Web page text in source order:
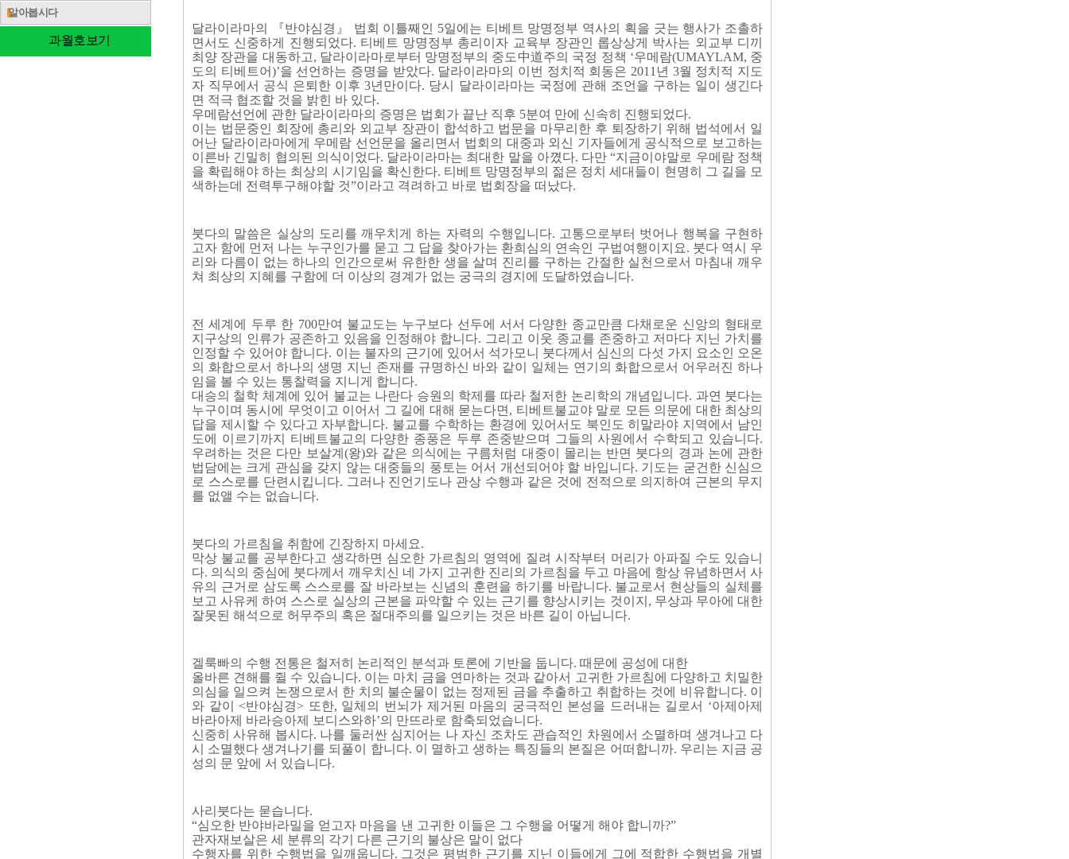
알아봅시다
과월호보기
달라이라마의 『반야심경』 법회 이틀째인 5일에는 티베트 망명정부 역사의 획을 긋는 행사가 조촐하
면서도 신중하게 진행되었다. 티베트 망명정부 총리이자 교육부 장관인 롭상상게 박사는 외교부 디끼
최양 장관을 대동하고, 달라이라마로부터 망명정부의 중도中道주의 국정 정책 ‘우메람(UMAYLAM, 중
도의 티베트어)’을 선언하는 증명을 받았다. 달라이라마의 이번 정치적 회동은 2011년 3월 정치적 지도
자 직무에서 공식 은퇴한 이후 3년만이다. 당시 달라이라마는 국정에 관해 조언을 구하는 일이 생긴다
면 적극 협조할 것을 밝힌 바 있다.
우메람선언에 관한 달라이라마의 증명은 법회가 끝난 직후 5분여 만에 신속히 진행되었다.
이는 법문중인 회장에 총리와 외교부 장관이 합석하고 법문을 마무리한 후 퇴장하기 위해 법석에서 일
어난 달라이라마에게 우메람 선언문을 올리면서 법회의 대중과 외신 기자들에게 공식적으로 보고하는
이른바 긴밀히 협의된 의식이었다. 달라이라마는 최대한 말을 아꼈다. 다만 “지금이야말로 우메람 정책
을 확립해야 하는 최상의 시기임을 확신한다. 티베트 망명정부의 젊은 정치 세대들이 현명히 그 길을 모
색하는데 전력투구해야할 것”이라고 격려하고 바로 법회장을 떠났다.
붓다의 말씀은 실상의 도리를 깨우치게 하는 자력의 수행입니다. 고통으로부터 벗어나 행복을 구현하
고자 함에 먼저 나는 누구인가를 묻고 그 답을 찾아가는 환희심의 연속인 구법여행이지요. 붓다 역시 우
리와 다름이 없는 하나의 인간으로써 유한한 생을 살며 진리를 구하는 간절한 실천으로서 마침내 깨우
쳐 최상의 지혜를 구함에 더 이상의 경계가 없는 궁극의 경지에 도달하였습니다.
전 세계에 두루 한 700만여 불교도는 누구보다 선두에 서서 다양한 종교만큼 다채로운 신앙의 형태로
지구상의 인류가 공존하고 있음을 인정해야 합니다. 그리고 이웃 종교를 존중하고 저마다 지닌 가치를
인정할 수 있어야 합니다. 이는 불자의 근기에 있어서 석가모니 붓다께서 심신의 다섯 가지 요소인 오온
의 화합으로서 하나의 생명 지닌 존재를 규명하신 바와 같이 일체는 연기의 화합으로서 어우러진 하나
임을 볼 수 있는 통찰력을 지니게 합니다.
대승의 철학 체계에 있어 불교는 나란다 승원의 학제를 따라 철저한 논리학의 개념입니다. 과연 붓다는
누구이며 동시에 무엇이고 이어서 그 길에 대해 묻는다면, 티베트불교야 말로 모든 의문에 대한 최상의
답을 제시할 수 있다고 자부합니다. 불교를 수학하는 환경에 있어서도 북인도 히말라야 지역에서 남인
도에 이르기까지 티베트불교의 다양한 종풍은 두루 존중받으며 그들의 사원에서 수학되고 있습니다.
우려하는 것은 다만 보살계(왕)와 같은 의식에는 구름처럼 대중이 몰리는 반면 붓다의 경과 논에 관한
법담에는 크게 관심을 갖지 않는 대중들의 풍토는 어서 개선되어야 할 바입니다. 기도는 굳건한 신심으
로 스스로를 단련시킵니다. 그러나 진언기도나 관상 수행과 같은 것에 전적으로 의지하여 근본의 무지
를 없앨 수는 없습니다.
붓다의 가르침을 취함에 긴장하지 마세요.
막상 불교를 공부한다고 생각하면 심오한 가르침의 영역에 질려 시작부터 머리가 아파질 수도 있습니
다. 의식의 중심에 붓다께서 깨우치신 네 가지 고귀한 진리의 가르침을 두고 마음에 항상 유념하면서 사
유의 근거로 삼도록 스스로를 잘 바라보는 신념의 훈련을 하기를 바랍니다. 불교로서 현상들의 실체를
보고 사유케 하여 스스로 실상의 근본을 파악할 수 있는 근기를 향상시키는 것이지, 무상과 무아에 대한
잘못된 해석으로 허무주의 혹은 절대주의를 일으키는 것은 바른 길이 아닙니다.
겔룩빠의 수행 전통은 철저히 논리적인 분석과 토론에 기반을 둡니다. 때문에 공성에 대한
올바른 견해를 쥘 수 있습니다. 이는 마치 금을 연마하는 것과 같아서 고귀한 가르침에 다양하고 치밀한
의심을 일으켜 논쟁으로서 한 치의 불순물이 없는 정제된 금을 추출하고 취합하는 것에 비유합니다. 이
와 같이 <반야심경> 또한, 일체의 번뇌가 제거된 마음의 궁극적인 본성을 드러내는 길로서 ‘아제아제
바라아제 바라승아제 보디스와하’의 만뜨라로 함축되었습니다.
신중히 사유해 봅시다. 나를 둘러싼 심지어는 나 자신 조차도 관습적인 차원에서 소멸하며 생겨나고 다
시 소멸했다 생겨나기를 되풀이 합니다. 이 멸하고 생하는 특징들의 본질은 어떠합니까. 우리는 지금 공
성의 문 앞에 서 있습니다.
사리붓다는 묻습니다.
“심오한 반야바라밀을 얻고자 마음을 낸 고귀한 이들은 그 수행을 어떻게 해야 합니까?”
관자재보살은 세 분류의 각기 다른 근기의 불상은 말이 없다
수행자를 위한 수행법을 일깨웁니다. 그것은 평범한 근기를 지닌 이들에게 그에 적합한 수행법을 개별